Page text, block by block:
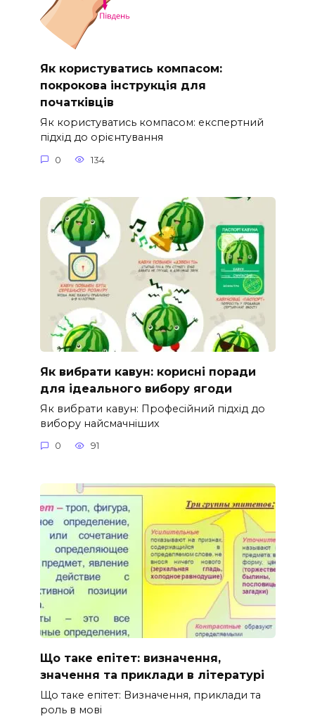
Як користуватись компасом:
покрокова інструкція для
початківців
Як користуватись компасом: експертний
підхід до орієнтування
0 134
Як вибрати кавун: корисні поради
для ідеального вибору ягоди
Як вибрати кавун: Професійний підхід до
вибору найсмачніших
0 91
Що таке епітет: визначення,
значення та приклади в літературі
Що таке епітет: Визначення, приклади та
роль в мові